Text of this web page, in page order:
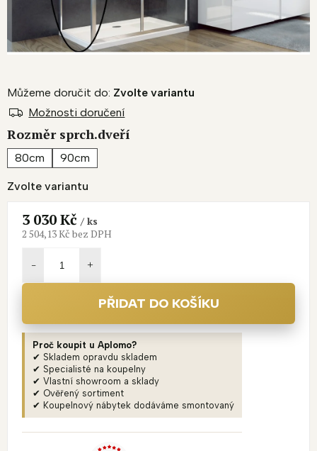
Zvolte variantu
Můžeme doručit do: Zvolte variantu
Možnosti doručení
Rozměr sprch.dveří
80cm 90cm
3 030 Kč/ ks
2 504,13 Kč bez DPH
PŘIDAT DO KOŠÍKU
Proč koupit u Aplomo?
✔ Skladem opravdu skladem
✔ Specialisté na koupelny
✔ Vlastní showroom a sklady
✔ Ověřený sortiment
✔ Koupelnový nábytek dodáváme smontovaný